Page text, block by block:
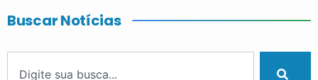
Buscar Notícias